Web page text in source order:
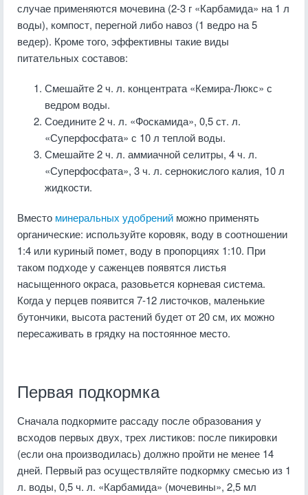
случае применяются мочевина (2-3 г «Карбамида» на 1 л
воды), компост, перегной либо навоз (1 ведро на 5
ведер). Кроме того, эффективны такие виды
питательных составов:
Смешайте 2 ч. л. концентрата «Кемира-Люкс» с
ведром воды.
Соедините 2 ч. л. «Фоскамида», 0,5 ст. л.
«Суперфосфата» с 10 л теплой воды.
Смешайте 2 ч. л. аммиачной селитры, 4 ч. л.
«Суперфосфата», 3 ч. л. сернокислого калия, 10 л
жидкости.
Вместо минеральных удобрений можно применять
органические: используйте коровяк, воду в соотношении
1:4 или куриный помет, воду в пропорциях 1:10. При
таком подходе у саженцев появятся листья
насыщенного окраса, разовьется корневая система.
Когда у перцев появится 7-12 листочков, маленькие
бутончики, высота растений будет от 20 см, их можно
пересаживать в грядку на постоянное место.
Первая подкормка
Сначала подкормите рассаду после образования у
всходов первых двух, трех листиков: после пикировки
(если она производилась) должно пройти не менее 14
дней. Первый раз осуществляйте подкормку смесью из 1
л. воды, 0,5 ч. л. «Карбамида» (мочевины», 2,5 мл